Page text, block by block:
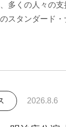
多くの人々の
スタンダード
2026.8.6